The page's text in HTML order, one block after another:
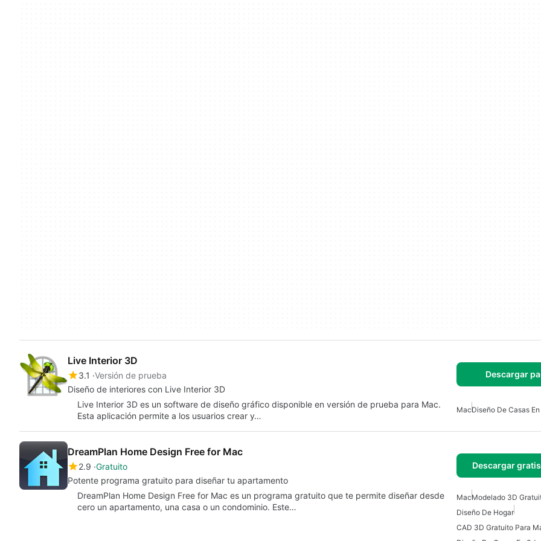
Live Interior 3D
3.1 Versión de prueba
Diseño de interiores con Live Interior 3D
Descargar
Live Interior 3D es un software de diseño gráfico disponible en versión de prueba para Mac.
Esta aplicación permite a los usuarios crear y…
MacDiseño De Casas
DreamPlan Home Design Free for Mac
2.9 Gratuito
Potente programa gratuito para diseñar tu apartamento
Descargar
DreamPlan Home Design Free for Mac es un programa gratuito que te permite diseñar desde
cero un apartamento, una casa o un condominio. Este…
MacModelado 3D
Diseño De Hogar
CAD 3D Gratuito Para